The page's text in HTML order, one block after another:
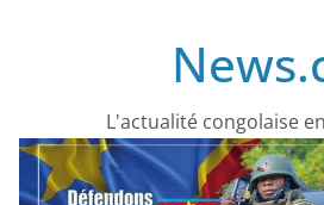
L'actualité congolaise